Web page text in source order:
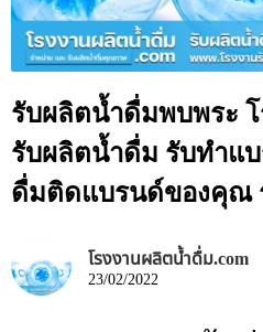
รับผลิตน้ำดื่มพบพระ
รับผลิตน้ำดื่ม รับทำแ
ดื่มติดแบรนด์ของคุณ
โรงงานผลิตน้ำดื่ม.com
23/02/2022